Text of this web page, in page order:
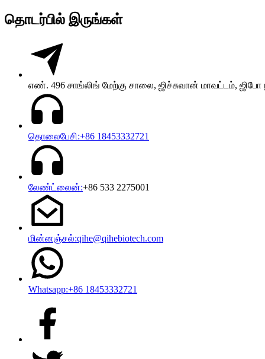
தொடர்பில் இருங்கள்
எண். 496 சாங்லிங் மேற்கு சாலை, ஜிச்சுவான் மாவட்டம்,
தொலைபேசி:+86 18453332721
லேண்ட்லைன்:+86 533 2275001
மின்னஞ்சல்:qihe@qihebiotech.com
Whatsapp:+86 18453332721